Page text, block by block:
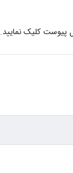
پیوست کلیک نمایید.